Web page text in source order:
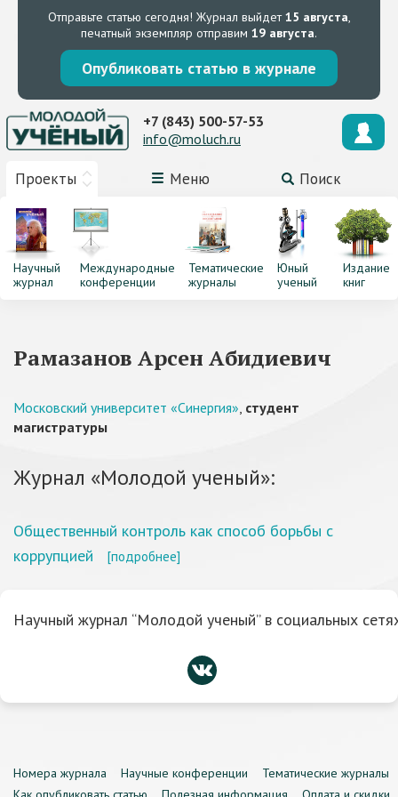
Отправьте статью сегодня! Журнал выйдет15 августа,
печатный экземпляр отправим 19 августа.
Опубликовать статью в журнале
Проекты Меню Поиск
+7 (843) 500-57-53
info@moluch.ru
Научный
журнал
Международные
конференции
Тематические
журналы
Юный
ученый
Издание
книг
Рамазанов Арсен Абидиевич
Московский университет «Синергия», студент
магистратуры
Журнал «Молодой ученый»:
Общественный контроль как способ борьбы с
коррупцией
[подробнее]
Научный журнал “Молодой ученый” в социальных
Номера журнала Научные конференции
Тематические журналы